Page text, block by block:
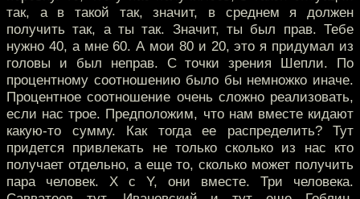
так, а в такой так, значит, в среднем я должен
получить так, а ты так. Значит, ты был прав. Тебе
нужно 40, а мне 60. А мои 80 и 20, это я придумал из
головы и был неправ. С точки зрения Шепли. По
процентному соотношению было бы немножко иначе.
Процентное соотношение очень сложно реализовать,
если нас трое. Предположим, что нам вместе кидают
какую-то сумму. Как тогда ее распределить? Тут
придется привлекать не только сколько из нас кто
получает отдельно, а еще то, сколько может получить
пара человек. X с Y, они вместе. Три человека.